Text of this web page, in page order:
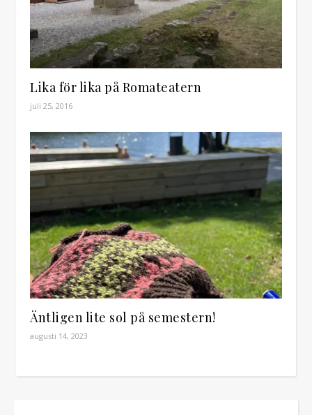
Lika för lika på Romateatern
juli 25, 2016
Äntligen lite sol på semestern!
augusti 14, 2023